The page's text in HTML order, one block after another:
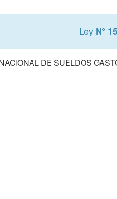
Ley N°
DE SUELDOS